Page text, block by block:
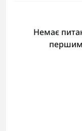
Немає
першим